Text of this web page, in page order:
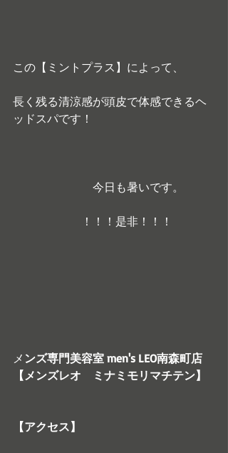
この【ミントプラス】によって、
長く残る清涼感が頭皮で体感できるヘ
ッドスパです！
今日も暑いです。
！！！是非！！！
メ ンズ専門美容室 men's LEO南森町店
【メンズレオ　ミナミモリマチテン】
【アクセス】